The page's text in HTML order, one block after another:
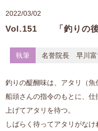
2022/03/02
Vol.151 「釣りの後
執筆 名誉院長 早川富
釣りの醍醐味は、アタリ（魚
船頭さんの指令のもとに、
上げてアタリを待つ。
しばらく待ってアタリがなけ